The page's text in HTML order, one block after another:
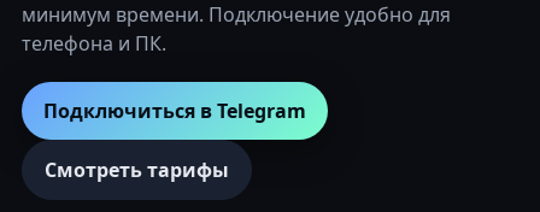
минимум времени. Подключение удобно для
телефона и ПК.
Подключиться в Telegram
Смотреть тарифы